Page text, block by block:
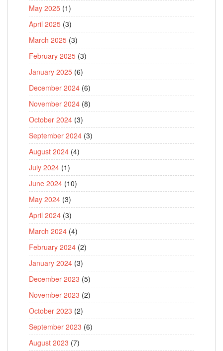
May 2025 (1)
April 2025 (3)
March 2025 (3)
February 2025 (3)
January 2025 (6)
December 2024 (6)
November 2024 (8)
October 2024 (3)
September 2024 (3)
August 2024 (4)
July 2024 (1)
June 2024 (10)
May 2024 (3)
April 2024 (3)
March 2024 (4)
February 2024 (2)
January 2024 (3)
December 2023 (5)
November 2023 (2)
October 2023 (2)
September 2023 (6)
August 2023 (7)